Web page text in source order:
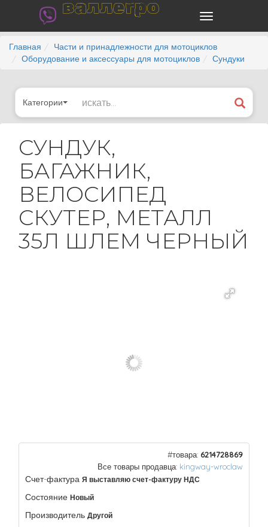
валлегро
Главная
Части и принадлежности для мотоциклов
Оборудование и аксессуары для мотоциклов
Сундуки
Категории
СУНДУК,
БАГАЖНИК,
ВЕЛОСИПЕД
СКУТЕР, МЕТАЛЛ
35Л ШЛЕМ ЧЕРНЫЙ
#товара: 6214728869
Все товары продавца: kingway-wroclaw
Счет-фактура Я выставляю счет-фактуру НДС
Состояние Новый
Производитель Другой